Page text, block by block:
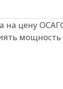
на цену
мощность